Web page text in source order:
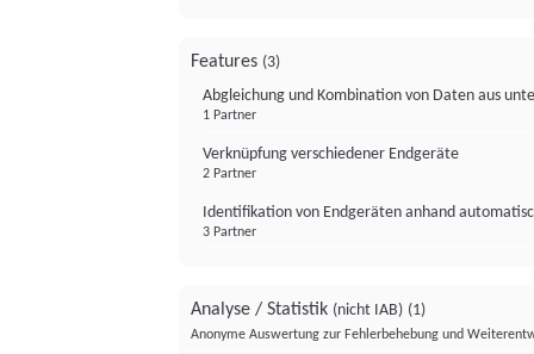
Features (3)
Abgleichung und Kombination von Daten aus
1 Partner
Verknüpfung verschiedener Endgeräte
2 Partner
Identifikation von Endgeräten anhand
3 Partner
Analyse / Statistik (nicht IAB) (1)
Anonyme Auswertung zur Fehlerbehebung und